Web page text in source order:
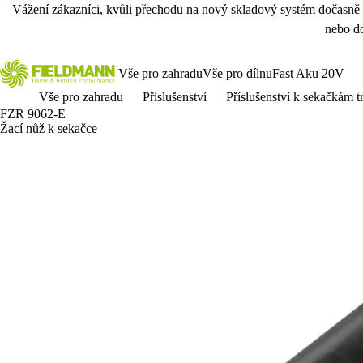
Vážení zákazníci, kvůli přechodu na nový skladový systém
nebo
Vše pro zahraduVše pro dílnuFast Aku 20V
Vše pro zahradu
Příslušenství
Příslušenství k sekačkám
FZR 9062-E
Žací nůž k sekačce